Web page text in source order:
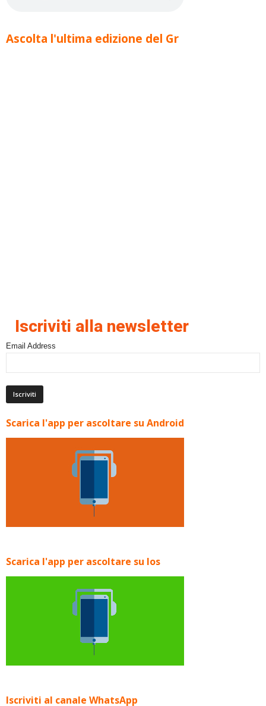
Ascolta l'ultima edizione del Gr
Iscriviti alla newsletter
Email Address
Scarica l'app per ascoltare su Android
Scarica l'app per ascoltare su Ios
Iscriviti al canale WhatsApp